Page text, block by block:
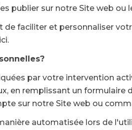
publier sur notre Site web
faciliter et personnaliser
par votre intervention
en remplissant un
sur notre Site web ou
automatisée lors de